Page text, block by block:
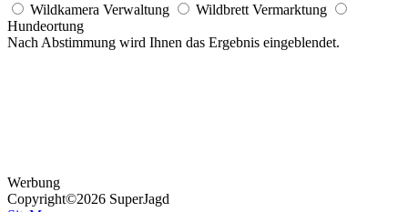
Wildkamera Verwaltung
Wildbrett Vermarktung
Hundeortung
Nach Abstimmung wird Ihnen das Ergebnis eingeblendet.
Werbung
Copyright©2026 SuperJagd